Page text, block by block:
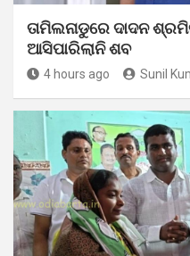
ତାମିଲନାଡୁରେ ଦାଦନ
ଆସିପାରିଲାନି ଶବ
4 hours ago Sunil